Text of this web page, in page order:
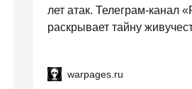
лет атак. Телеграм-канал
раскрывает тайну
warpages.ru